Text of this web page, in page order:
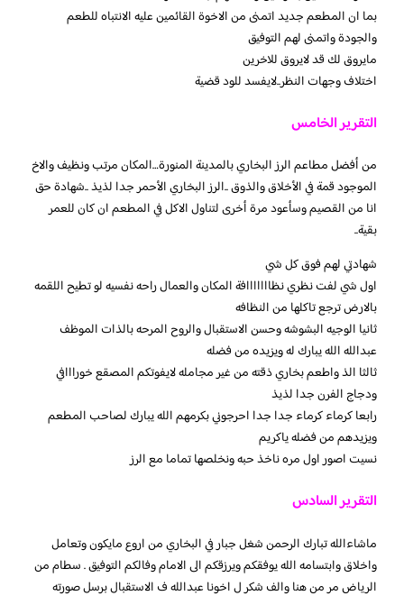
بما ان المطعم جديد اتمنى من الاخوة القائمين عليه الانتباه للطعم
والجودة واتمنى لهم التوفيق
مايروق لك قد لايروق للاخرين
اختلاف وجهات النظر..لايفسد للود قضية
التقرير الخامس
من أفضل مطاعم الرز البخاري بالمدينة المنورة…المكان مرتب ونظيف والاخ
الموجود قمة في الأخلاق والذوق ..الرز البخاري الأحمر جدا لذيذ ..شهادة حق
انا من القصيم وسأعود مرة أخرى لتناول الاكل في المطعم ان كان للعمر
بقية..
شهادتي لهم فوق كل شي
اول شي لفت نظري نظااااااافة المكان والعمال راحه نفسيه لو تطيح اللقمه
بالارض ترجع تاكلها من النظافه
ثانيا الوجيه البشوشه وحسن الاستقبال والروح المرحه بالذات الموظف
عبدالله الله يبارك له ويزيده من فضله
ثالثا الذ واطعم بخاري ذقته من غير مجامله لايفوتكم المصقع خورااافي
ودجاج الفرن جدا لذيذ
رابعا كرماء كرماء جدا جدا احرجوني بكرمهم الله يبارك لصاحب المطعم
ويزيدهم من فضله ياكريم
نسيت اصور اول مره ناخذ حبه ونخلصها تماما مع الرز
التقرير السادس
ماشاءالله تبارك الرحمن شغل جبار في البخاري من اروع مايكون وتعامل
واخلاق وابتسامه الله يوفقكم ويرزقكم الى الامام وفالكم التوفيق . سطام من
الرياض مر من هنا والف شكر ل اخونا عبدالله ف الاستقبال برسل صورته